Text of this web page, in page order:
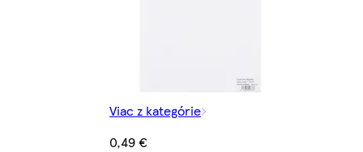
Viac z kategórie
0,49 €